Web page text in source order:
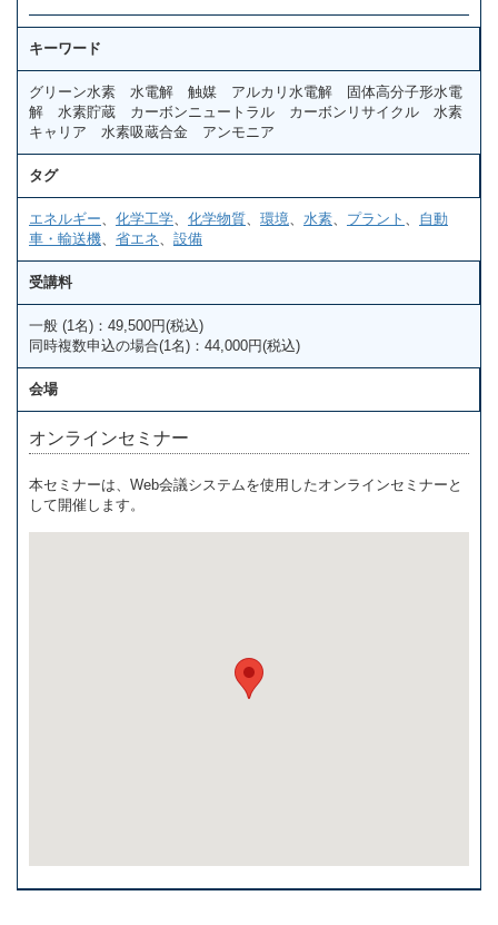
キーワード
グリーン水素 水電解 触媒 アルカリ水電解 固体高分子形水電
解 水素貯蔵 カーボンニュートラル カーボンリサイクル 水素
キャリア 水素吸蔵合金 アンモニア
タグ
エネルギー 化学工学 化学物質 環境 水素 プラント
自動
車・輸送機
省エネ 設備
受講料
一般 (1名)：49,500円(税込)
同時複数申込の場合(1名)：44,000円(税込)
会場
オンラインセミナー
本セミナーは、Web会議システムを使用したオンラインセミナーと
して開催します。